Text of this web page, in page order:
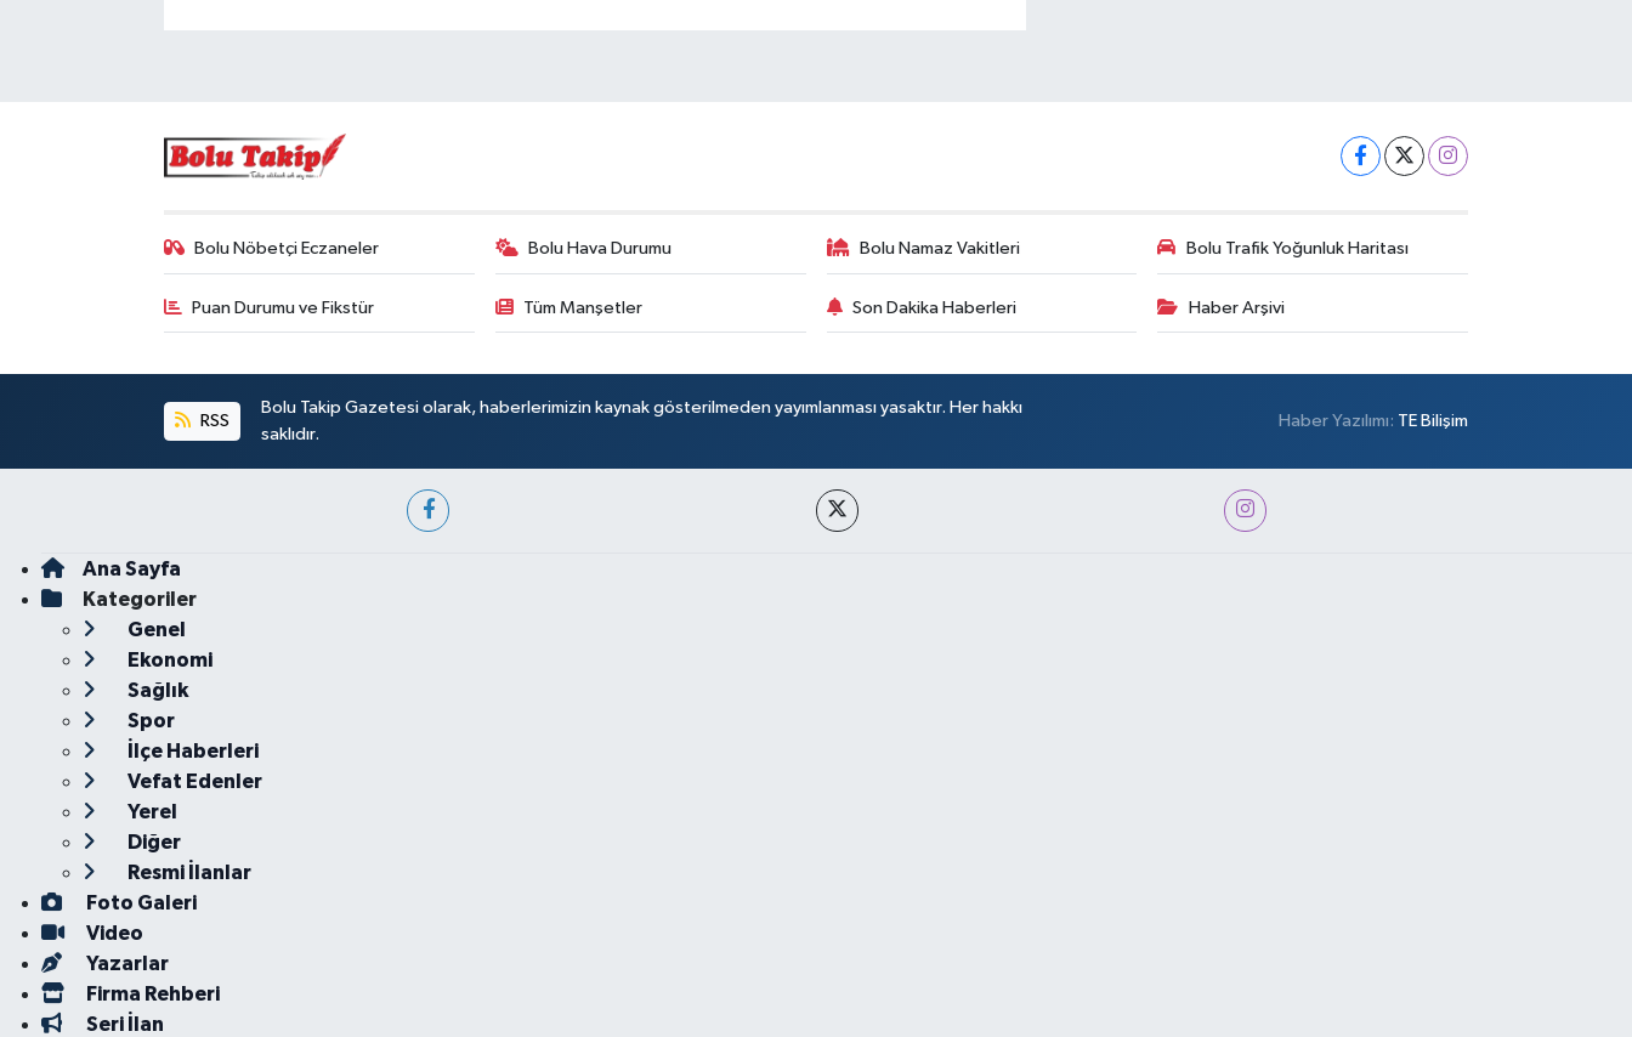
Bolu Nöbetçi Eczaneler Bolu Hava Durumu Bolu Namaz Vakitleri Bolu Trafik Yoğunluk Haritası
Puan Durumu ve Fikstür Tüm Manşetler Son Dakika Haberleri Haber Arşivi
RSS
Bolu Takip Gazetesi olarak, haberlerimizin kaynak gösterilmeden yayımlanması yasaktır. Her hakkı
saklıdır.
Haber Yazılımı: TE Bilişim
Ana Sayfa
Kategoriler
Genel
Ekonomi
Sağlık
Spor
İlçe Haberleri
Vefat Edenler
Yerel
Diğer
Resmi İlanlar
Foto Galeri
Video
Yazarlar
Firma Rehberi
Seri İlan